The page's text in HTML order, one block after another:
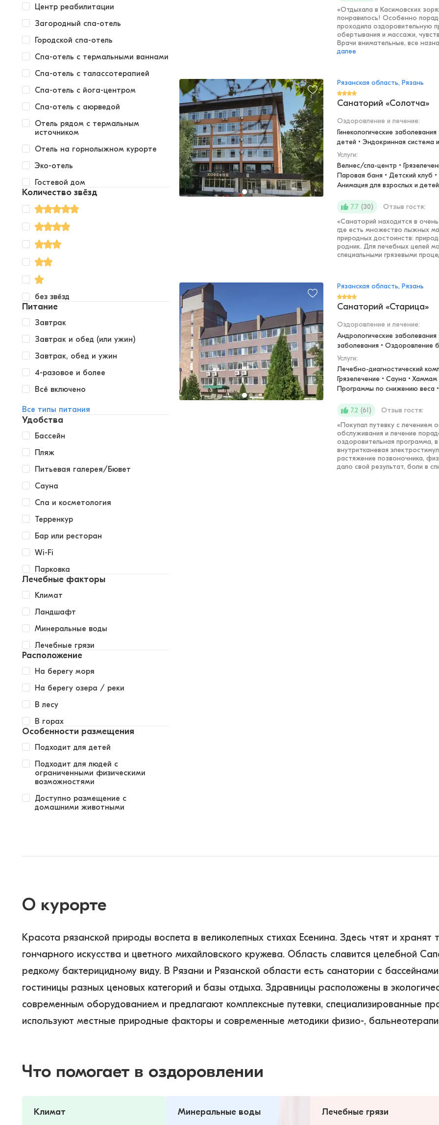
Центр реабилитации
Загородный спа-отель
Городской спа-отель
Спа-отель с термальными ваннами
Спа-отель с талассотерапией
Спа-отель с йога-центром
Спа-отель с аюрведой
Отель рядом с термальным
источником
Отель на горнолыжном курорте
Эко-отель
Гостевой дом
Количество звёзд
без звёзд
Питание
Завтрак
Завтрак и обед (или ужин)
Завтрак, обед и ужин
4-разовое и более
Всё включено
Все типы питания
Удобства
Бассейн
Пляж
Питьевая галерея/Бювет
Сауна
Спа и косметология
Терренкур
Бар или ресторан
Wi-Fi
Парковка
Лечебные факторы
Климат
Ландшафт
Минеральные воды
Лечебные грязи
Расположение
На берегу моря
На берегу озера / реки
В лесу
В горах
Особенности размещения
Подходит для детей
Подходит для людей с
ограниченными физическими
возможностями
Доступно размещение с
домашними животными
«Отдыхала в Касимовских
понравилось! Особенно
проходила оздоровительную
обертывания и массажи,
Врачи внимательные, все
далее
Рязанская область, Рязань
Санаторий «Солотча»
Оздоровление и лечение:
Гинекологические
детей • Эндокринная система
Услуги:
Велнес/спа-центр •
Паровая баня • Детский клуб
Анимация для взрослых и детей
7.7 (30)
Отзыв гостя:
«Санаторий находится в
где есть множество лыжных
природных достоинств:
родник. Для лечебных целей
специальными грязевыми
Рязанская область, Рязань
Санаторий «Старица»
Оздоровление и лечение:
Андрологические заболевания
заболевания • Оздоровление
Услуги:
Лечебно-диагностический
Грязелечение • Сауна • Хаммам
Программы по снижению веса •
7.2 (61)
Отзыв гостя:
«Покупал путевку с лечением
обслуживания и лечение
оздоровительная программа,
внутритканевая
растяжение позвоночника,
дало свой результат, боли в
О курорте
Красота рязанской природы воспета в великолепных стихах Есенина. Здесь чтят и хранят
гончарного искусства и цветного михайловского кружева. Область славится целебной
редкому бактерицидному виду. В Рязани и Рязанской области есть санатории с
гостиницы разных ценовых категорий и базы отдыха. Здравницы расположены в
современным оборудованием и предлагают комплексные путевки, специализированные
используют местные природные факторы и современные методики физио-,
Что помогает в оздоровлении
Климат Минеральные воды Лечебные грязи